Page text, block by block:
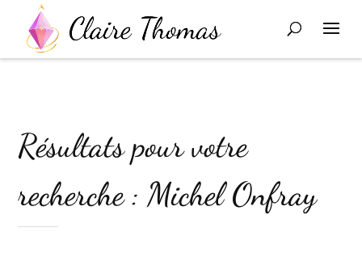
Résultats pour votre
recherche : Michel Onfray